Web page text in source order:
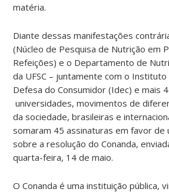
matéria.
Diante dessas manifestações
(Núcleo de Pesquisa de Nutrição em
Refeições) e o Departamento de
da UFSC – juntamente com o
Defesa do Consumidor (Idec) e mais
universidades, movimentos de
da sociedade, brasileiras e
somaram 45 assinaturas em favor de
sobre a resolução do Conanda,
quarta-feira, 14 de maio.
O Conanda é uma instituição pública,